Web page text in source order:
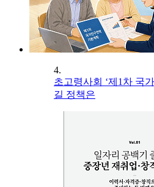
4.
초고령사회 ‘제1차 국
길 정책은